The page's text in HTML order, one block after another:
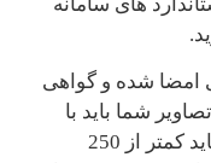
امضا شده و گواهی
شما باید با
کیفیت بالا اسکن شوند اما حجم آن ها باید کمتر از 250